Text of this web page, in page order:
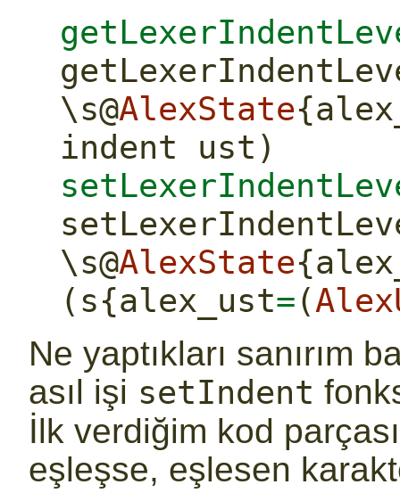
\s@AlexState
indent ust)
\s@AlexState
(s{alex_ust=(
Ne yaptıkları sanırım
asıl işi setIndent
İlk verdiğim kod
eşleşse, eşlesen